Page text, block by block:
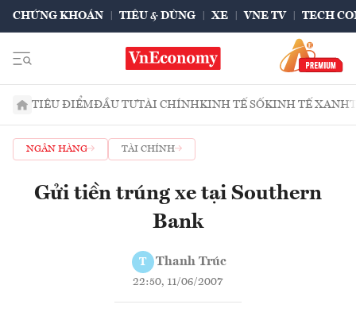
CHỨNG KHOÁN TIÊU & DÙNG XE VNE TV TECH
TIÊU ĐIỂMĐẦU TƯTÀI CHÍNHKINH TẾ SỐKINH TẾ XANH
NGÂN HÀNG TÀI CHÍNH
Gửi tiền trúng xe tại Southern
Bank
T Thanh Trúc
22:50, 11/06/2007